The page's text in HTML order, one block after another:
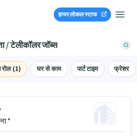
हायर लोकल स्टाफ
/ टेलीकॉलर जॉब्स
रोल (1) घर से काम पार्ट टाइम फ्रेशर
*